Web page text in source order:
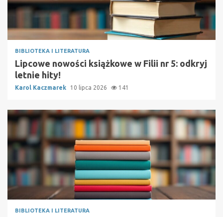
BIBLIOTEKA I LITERATURA
Lipcowe nowości książkowe w Filii nr 5: odkryj
letnie hity!
Karol Kaczmarek 10 lipca 2026 141
BIBLIOTEKA I LITERATURA